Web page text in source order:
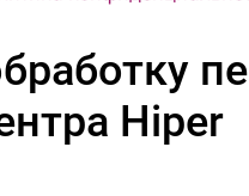
Hiper